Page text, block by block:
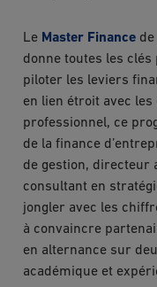
Le Master Finance de
donne toutes les
piloter les leviers
en lien étroit avec
professionnel, ce
de la finance
de gestion, directeur
consultant en
jongler avec les
à convaincre
en alternance sur
académique et